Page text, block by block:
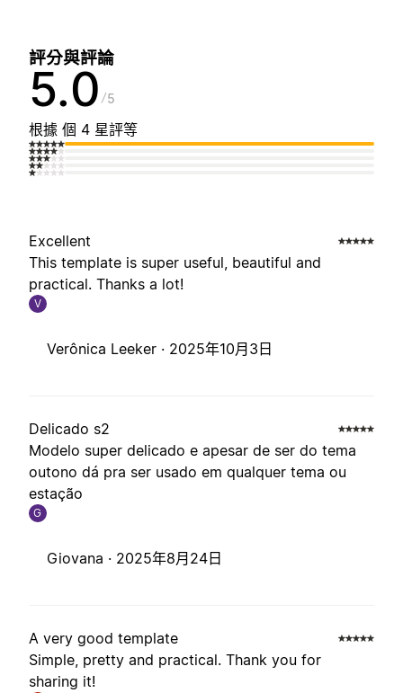
評分與評論
5.0 5
根據 個 4 星評等
Excellent
This template is super useful, beautiful and
practical. Thanks a lot!
V
Verônica Leeker · 2025年10月3日
Delicado s2
Modelo super delicado e apesar de ser do tema
outono dá pra ser usado em qualquer tema ou
estação
G
Giovana · 2025年8月24日
A very good template
Simple, pretty and practical. Thank you for
sharing it!